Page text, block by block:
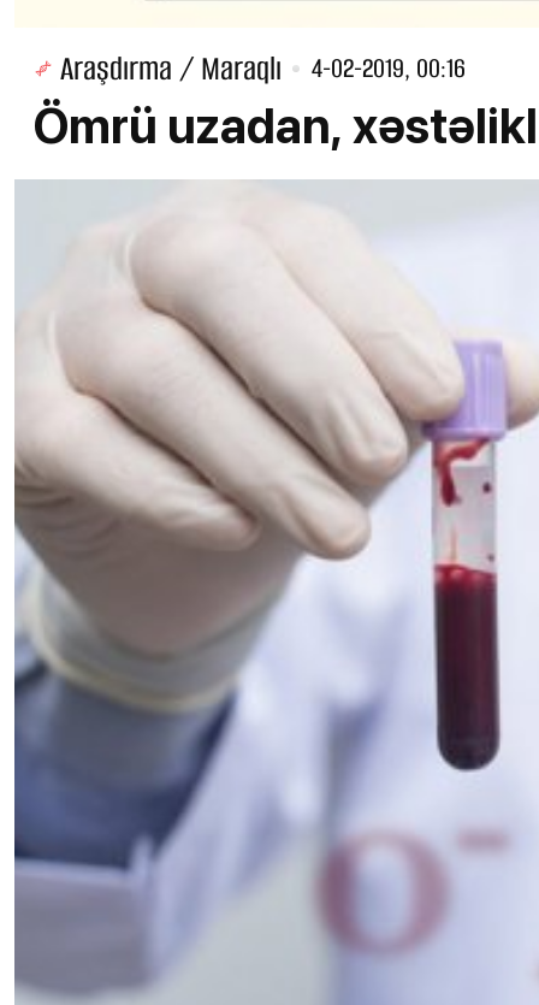
Araşdırma / Maraqlı 4-02-2019, 00:16
Ömrü uzadan,